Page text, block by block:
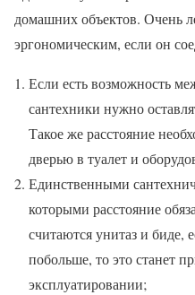
домашних объектов. Очень
эргономическим, если он
Если есть возможность
сантехники нужно
Такое же расстояние
дверью в туалет и
Единственными
которыми расстояние
считаются унитаз и биде,
побольше, то это станет
эксплуатировании;